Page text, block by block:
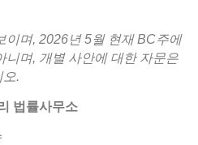
이며, 2026년5월 현재BC주에
니며, 개별 사안에 대한 자문은
오.
법률사무소